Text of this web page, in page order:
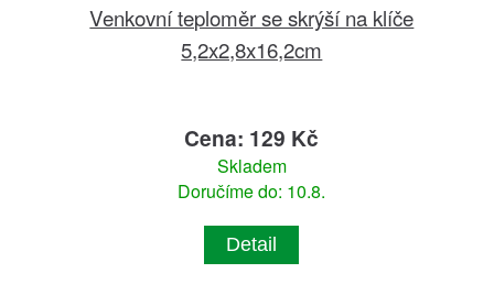
Venkovní teploměr se skrýší na klíče
5,2x2,8x16,2cm
Cena: 129 Kč
Skladem
Doručíme do: 10.8.
Detail